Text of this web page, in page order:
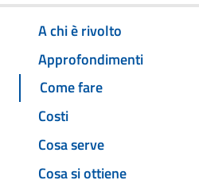
A chi è rivolto
Approfondimenti
Come fare
Costi
Cosa serve
Cosa si ottiene